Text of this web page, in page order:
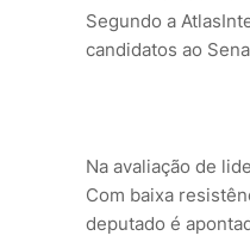
Segundo a
candidatos ao
Na avaliação de
Com baixa
deputado é